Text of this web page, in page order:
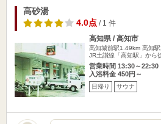
高砂湯
4.0点/ 1 件
高知県 / 高知市
高知城前駅1.49km 高知
JR土讃線「高知駅」から
営業時間 13:30～22:30
入浴料金 450円～
日帰り サウナ